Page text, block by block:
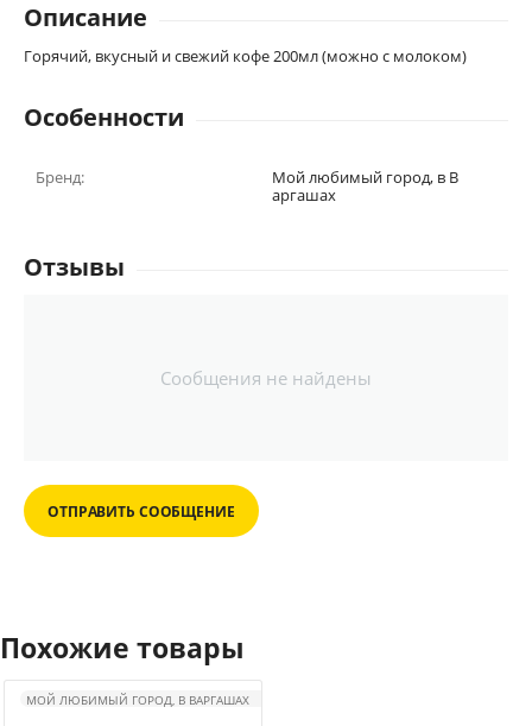
Описание
Горячий, вкусный и свежий кофе 200мл (можно с молоком)
Особенности
Бренд:
Мой любимый город, в В
аргашах
Отзывы
Сообщения не найдены
ОТПРАВИТЬ СООБЩЕНИЕ
Похожие товары
МОЙ ЛЮБИМЫЙ ГОРОД, В ВАРГАШАХ